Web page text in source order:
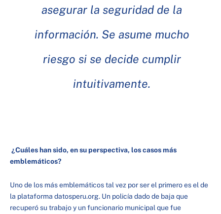
asegurar la seguridad de la
información. Se asume mucho
riesgo si se decide cumplir
intuitivamente.
¿Cuáles han sido, en su perspectiva, los casos más
emblemáticos?
Uno de los más emblemáticos tal vez por ser el primero es el de
la plataforma datosperu.org. Un policía dado de baja que
recuperó su trabajo y un funcionario municipal que fue